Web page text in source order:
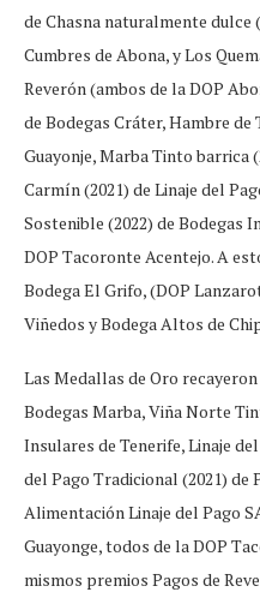
de Chasna naturalmente dulce
Cumbres de Abona, y Los
Reverón (ambos de la DOP
de Bodegas Cráter, Hambre de
Guayonje, Marba Tinto barrica
Carmín (2021) de Linaje del
Sostenible (2022) de Bodegas
DOP Tacoronte Acentejo. A
Bodega El Grifo, (DOP
Viñedos y Bodega Altos de
Las Medallas de Oro
Bodegas Marba, Viña Norte
Insulares de Tenerife, Linaje
del Pago Tradicional (2021)
Alimentación Linaje del Pago
Guayonge, todos de la DOP
mismos premios Pagos de